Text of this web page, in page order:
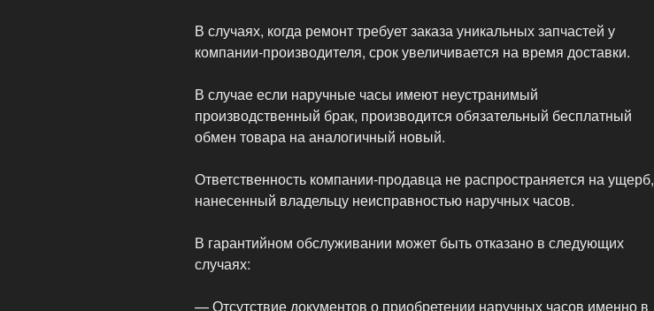
В случаях, когда ремонт требует заказа уникальных запчастей у
компании-производителя, срок увеличивается на время доставки.
В случае если наручные часы имеют неустранимый
производственный брак, производится обязательный бесплатный
обмен товара на аналогичный новый.
Ответственность компании-продавца не распространяется на ущерб,
нанесенный владельцу неисправностью наручных часов.
В гарантийном обслуживании может быть отказано в следующих
случаях:
— Отсутствие документов о приобретении наручных часов именно в